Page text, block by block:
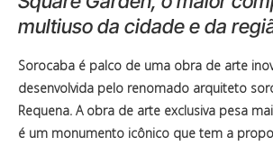
multiuso da cidade e da
Sorocaba é palco de uma obra de arte
desenvolvida pelo renomado arquiteto
Requena. A obra de arte exclusiva pesa
é um monumento icônico que tem a